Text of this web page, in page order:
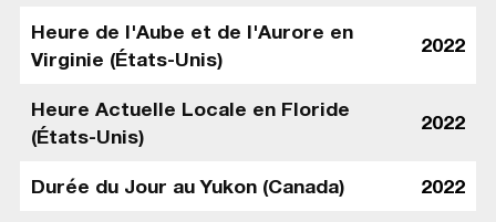
Heure de l'Aube et de l'Aurore en
Virginie (États-Unis)
2022
Heure Actuelle Locale en Floride
(États-Unis)
2022
Durée du Jour au Yukon (Canada) 2022